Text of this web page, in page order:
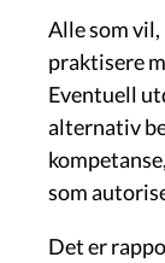
Alle som
praktisere
Eventuell
alternativ
som
Det er